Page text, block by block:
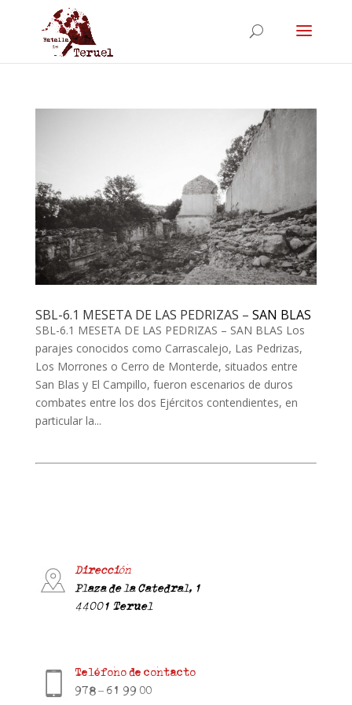
SBL-6.1 MESETA DE LAS PEDRIZAS – SAN BLAS
SBL-6.1 MESETA DE LAS PEDRIZAS – SAN BLAS Los
parajes conocidos como Carrascalejo, Las Pedrizas,
Los Morrones o Cerro de Monterde, situados entre
San Blas y El Campillo, fueron escenarios de duros
combates entre los dos Ejércitos contendientes, en
particular la...
Dirección
Plaza de la Catedral, 1
44001 Teruel
Teléfono de contacto
978 – 61 99 00